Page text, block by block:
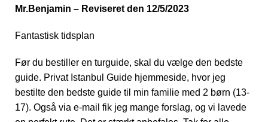
Mr.Benjamin – Reviseret den 12/5/2023
Fantastisk tidsplan
Før du bestiller en turguide, skal du vælge den bedste
guide. Privat Istanbul Guide hjemmeside, hvor jeg
bestilte den bedste guide til min familie med 2 børn (13-
17). Også via e-mail fik jeg mange forslag, og vi lavede